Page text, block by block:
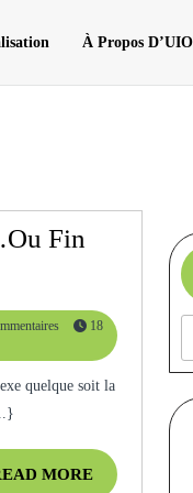
À Propos
Fin
18
MOREREAD